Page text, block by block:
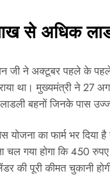
से अधिक
जी ने अक्टूबर पहले के
था। मुख्यमंत्री ने 27
बहनों जिनके पास
योजना का फार्म भर
चल गया होगा कि 450
की पूरी कीमत चुकानी